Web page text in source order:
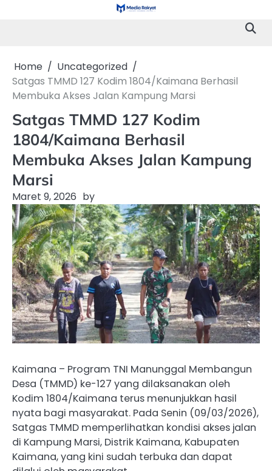
Home
Uncategorized
Satgas TMMD 127 Kodim 1804/Kaimana Berhasil
Membuka Akses Jalan Kampung Marsi
Satgas TMMD 127 Kodim
1804/Kaimana Berhasil
Membuka Akses Jalan Kampung
Marsi
Maret 9, 2026 by
Kaimana – Program TNI Manunggal Membangun
Desa (TMMD) ke-127 yang dilaksanakan oleh
Kodim 1804/Kaimana terus menunjukkan hasil
nyata bagi masyarakat. Pada Senin (09/03/2026),
Satgas TMMD memperlihatkan kondisi akses jalan
di Kampung Marsi, Distrik Kaimana, Kabupaten
Kaimana, yang kini sudah terbuka dan dapat